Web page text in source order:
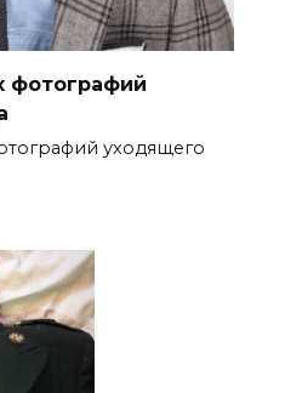
фотографий
уходящего